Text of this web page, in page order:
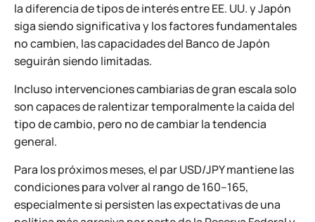
la diferencia de tipos de interés entre EE. UU. y Japón
siga siendo significativa y los factores fundamentales
no cambien, las capacidades del Banco de Japón
seguirán siendo limitadas.
Incluso intervenciones cambiarias de gran escala solo
son capaces de ralentizar temporalmente la caída del
tipo de cambio, pero no de cambiar la tendencia
general.
Para los próximos meses, el par USD/JPY mantiene las
condiciones para volver al rango de 160–165,
especialmente si persisten las expectativas de una